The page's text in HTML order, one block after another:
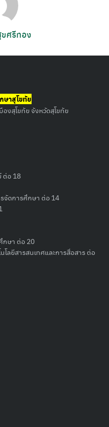
ศรีทอง
ษาสุโขทัย
งสุโขทัย จังหวัดสุโขทัย
ต่อ 18
จัดการศึกษา ต่อ 14
กษา ต่อ 20
โลยีสารสนเทศและการสื่อสาร ต่อ